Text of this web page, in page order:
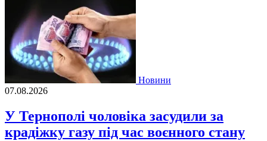
Новини
07.08.2026
У Тернополі чоловіка засудили за
крадіжку газу під час воєнного стану